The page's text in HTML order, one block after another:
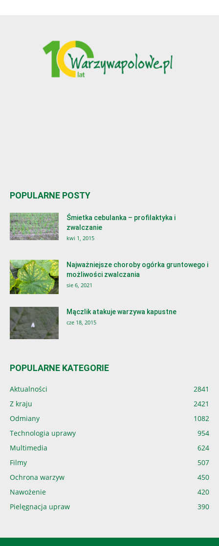
POPULARNE POSTY
Śmietka cebulanka – profilaktyka i
zwalczanie
kwi 1, 2015
Najważniejsze choroby ogórka gruntowego i
możliwości zwalczania
sie 6, 2021
Mączlik atakuje warzywa kapustne
cze 18, 2015
POPULARNE KATEGORIE
Aktualności
2841
Z kraju
2421
Odmiany
1082
Technologia uprawy
954
Multimedia
624
Filmy
507
Ochrona warzyw
450
Nawożenie
420
Pielęgnacja upraw
390